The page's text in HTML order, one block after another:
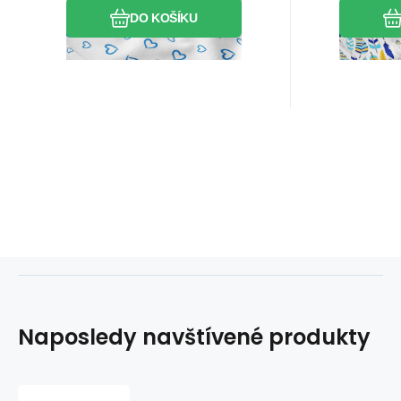
DO KOŠÍKU
dospělé i
oživte
Naposledy navštívené produkty